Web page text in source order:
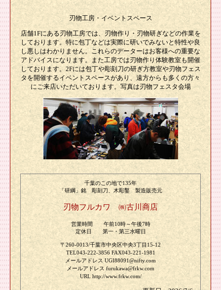
刃物工房・イベントスペース
店舗1Fにある刃物工房では、刃物作り・刃物研ぎなどの作業を
しております。特に包丁などは実際に研いでみないと特性や良
し悪しはわかりません。これらのデーターはお客様への重要な
アドバイスになります。また工房では刃物作り体験教室も開催
しております。2Fには包丁や彫刻刀の研ぎ方教室や刃物フェス
タを開催するイベントスペースがあり、遠方からも多くの方々
にご来店いただいております。写真は刃物フェスタ会場
千葉のこの地で135年
「研綱」銘 彫刻刀、木彫鑿 製造販売元
刃物フルカワ ㈱古川商店
営業時間 午前10時～午後7時
定休日 第一・第三水曜日
〒260-0013/千葉市中央区中央3丁目15-12
TEL043-222-3856 FAX043-221-1981
メールアドレス UGI88091@nifty.com
メールアドレス furukawa@frkw.com
URL http://www.frkw.com/